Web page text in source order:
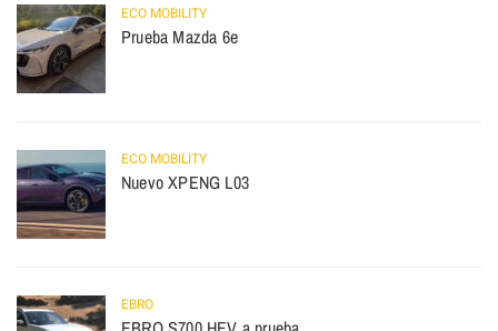
ECO MOBILITY
Prueba Mazda 6e
ECO MOBILITY
Nuevo XPENG L03
EBRO